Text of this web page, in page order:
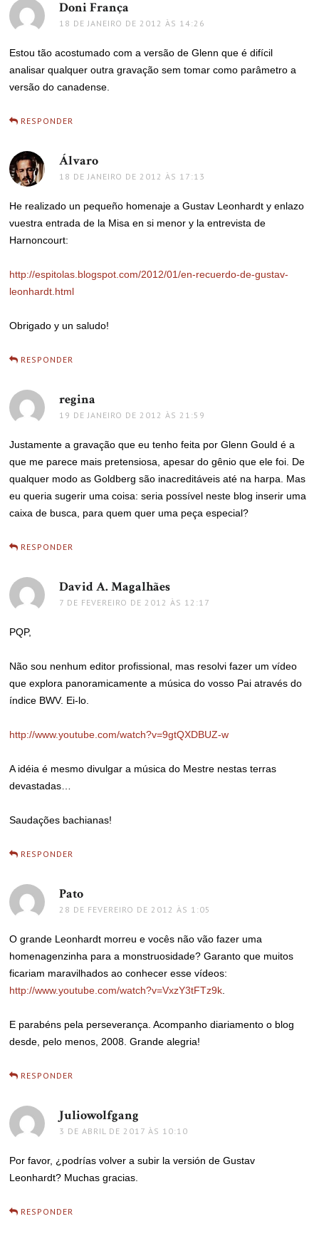
Doni França
18 DE JANEIRO DE 2012 ÀS 14:26
Estou tão acostumado com a versão de Glenn que é difícil
analisar qualquer outra gravação sem tomar como parâmetro a
versão do canadense.
RESPONDER
Álvaro
18 DE JANEIRO DE 2012 ÀS 17:13
He realizado un pequeño homenaje a Gustav Leonhardt y enlazo
vuestra entrada de la Misa en si menor y la entrevista de
Harnoncourt:
http://espitolas.blogspot.com/2012/01/en-recuerdo-de-gustav-
leonhardt.html
Obrigado y un saludo!
RESPONDER
regina
19 DE JANEIRO DE 2012 ÀS 21:59
Justamente a gravação que eu tenho feita por Glenn Gould é a
que me parece mais pretensiosa, apesar do gênio que ele foi. De
qualquer modo as Goldberg são inacreditáveis até na harpa. Mas
eu queria sugerir uma coisa: seria possível neste blog inserir uma
caixa de busca, para quem quer uma peça especial?
RESPONDER
David A. Magalhães
7 DE FEVEREIRO DE 2012 ÀS 12:17
PQP,
Não sou nenhum editor profissional, mas resolvi fazer um vídeo
que explora panoramicamente a música do vosso Pai através do
índice BWV. Ei-lo.
http://www.youtube.com/watch?v=9gtQXDBUZ-w
A idéia é mesmo divulgar a música do Mestre nestas terras
devastadas…
Saudações bachianas!
RESPONDER
Pato
28 DE FEVEREIRO DE 2012 ÀS 1:05
O grande Leonhardt morreu e vocês não vão fazer uma
homenagenzinha para a monstruosidade? Garanto que muitos
ficariam maravilhados ao conhecer esse vídeos:
http://www.youtube.com/watch?v=VxzY3tFTz9k
E parabéns pela perseverança. Acompanho diariamento o blog
desde, pelo menos, 2008. Grande alegria!
RESPONDER
Juliowolfgang
3 DE ABRIL DE 2017 ÀS 10:10
Por favor, ¿podrías volver a subir la versión de Gustav
Leonhardt? Muchas gracias.
RESPONDER